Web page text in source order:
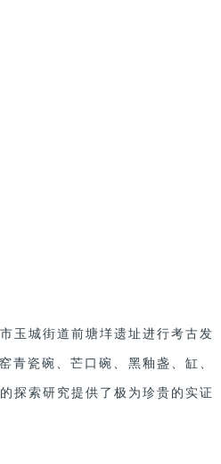
玉城街道前塘垟遗址进行考古发
青瓷碗、芒口碗、黑釉盏、缸、
探索研究提供了极为珍贵的实证